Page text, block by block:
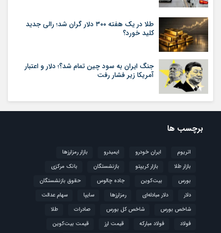
طلا در یک هفته ۳۰۰ دلار گران شد؛ رالی جدید
کلید خورد؟
جنگ ایران به سود چین تمام شد؟؛ دلار و اعتبار
آمریکا زیر فشار رفت
برچسب ها
اتریوم ایران خودرو ایمیدرو
بازار رمزارزها
بازار طلا
بازار کریپتو بازنشستگان
بانک مرکزی
بورس
بیت‌کوین جاده چالوس
حقوق بازنشستگان
دلار
دلار مبادله‌ای رمزارزها سایپا
سهام عدالت
شاخص بورس
شاخص کل بورس صادرات
طلا
فولاد
فولاد مبارکه قیمت ارز
قیمت بیت‌کوین